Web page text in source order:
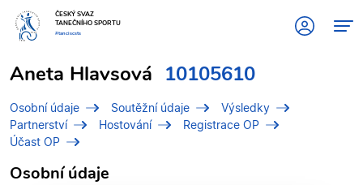
ČESKÝ SVAZ
TANEČNÍHO SPORTU
#tanciscsts
Aneta Hlavsová 10105610
Osobní údaje Soutěžní údaje
Výsledky
Partnerství
Hostování
Registrace OP
Účast OP
Osobní údaje